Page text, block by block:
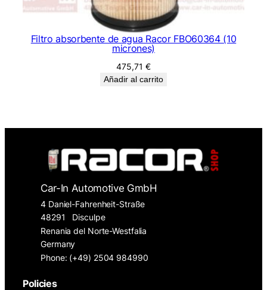
Filtro absorbente de agua Racor FBO60364 (10
micrones)
475,71 €
Añadir al carrito
Car-In Automotive GmbH
4 Daniel-Fahrenheit-Straße
48291
Disculpe
Renania del Norte-Westfalia
Germany
Phone: (+49) 2504 984990
Policies